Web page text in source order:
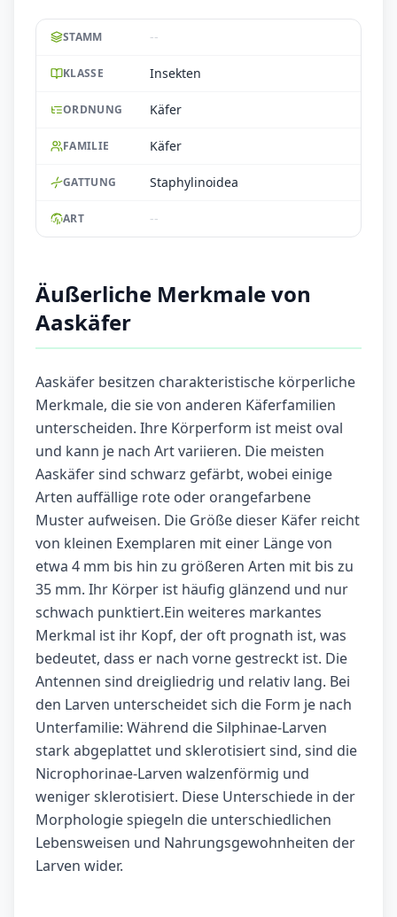
STAMM --
KLASSE Insekten
ORDNUNG Käfer
FAMILIE Käfer
GATTUNG Staphylinoidea
ART --
Äußerliche Merkmale von
Aaskäfer
Aaskäfer besitzen charakteristische körperliche
Merkmale, die sie von anderen Käferfamilien
unterscheiden. Ihre Körperform ist meist oval
und kann je nach Art variieren. Die meisten
Aaskäfer sind schwarz gefärbt, wobei einige
Arten auffällige rote oder orangefarbene
Muster aufweisen. Die Größe dieser Käfer reicht
von kleinen Exemplaren mit einer Länge von
etwa 4 mm bis hin zu größeren Arten mit bis zu
35 mm. Ihr Körper ist häufig glänzend und nur
schwach punktiert.Ein weiteres markantes
Merkmal ist ihr Kopf, der oft prognath ist, was
bedeutet, dass er nach vorne gestreckt ist. Die
Antennen sind dreigliedrig und relativ lang. Bei
den Larven unterscheidet sich die Form je nach
Unterfamilie: Während die Silphinae-Larven
stark abgeplattet und sklerotisiert sind, sind die
Nicrophorinae-Larven walzenförmig und
weniger sklerotisiert. Diese Unterschiede in der
Morphologie spiegeln die unterschiedlichen
Lebensweisen und Nahrungsgewohnheiten der
Larven wider.